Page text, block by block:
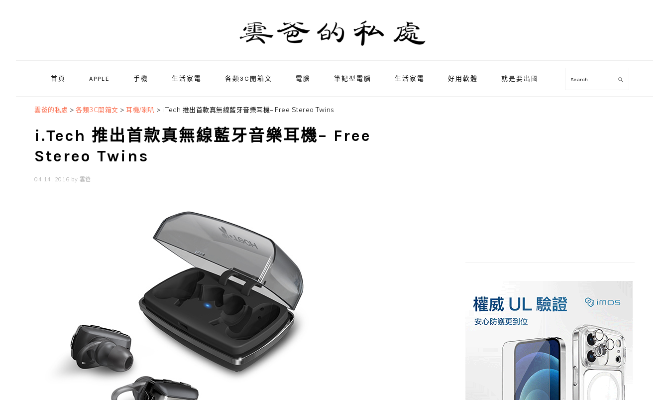
首頁 APPLE 手機 生活家電 各類3C開箱文 電腦 筆記型電腦 生活家電 好用軟體 就是要出國 Search
雲爸的私處 > 各類3C開箱文 > 耳機/喇叭 > i.Tech 推出首款真無線藍牙音樂耳機– Free Stereo Twins
i.Tech 推出首款真無線藍牙音樂耳機– Free
Stereo Twins
04 14, 2016 by 雲爸